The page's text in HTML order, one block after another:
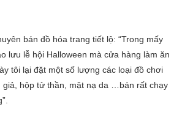
bán đồ hóa trang tiết lộ: “Trong mấy
lưu lễ hội Halloween mà cửa hàng làm ăn
tôi lại đặt một số lượng các loại đồ chơi
giả, hộp tử thần, mặt nạ da …bán rất chạy